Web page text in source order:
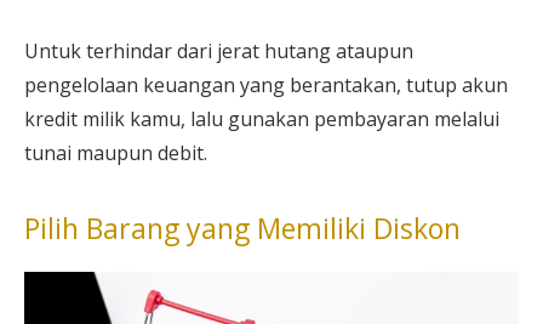
Untuk terhindar dari jerat hutang ataupun
pengelolaan keuangan yang berantakan, tutup akun
kredit milik kamu, lalu gunakan pembayaran melalui
tunai maupun debit.
Pilih Barang yang Memiliki Diskon